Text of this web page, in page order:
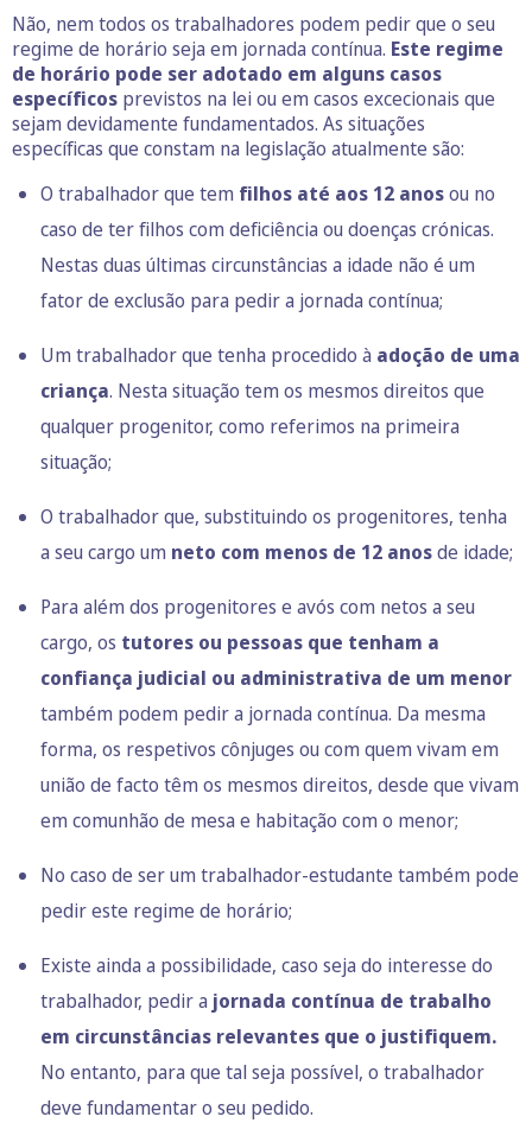
Não, nem todos os trabalhadores podem pedir que o seu
regime de horário seja em jornada contínua. Este regime
de horário pode ser adotado em alguns casos
específicos previstos na lei ou em casos excecionais que
sejam devidamente fundamentados. As situações
específicas que constam na legislação atualmente são:
O trabalhador que tem filhos até aos 12 anosou no
caso de ter filhos com deficiência ou doenças crónicas.
Nestas duas últimas circunstâncias a idade não é um
fator de exclusão para pedir a jornada contínua;
Um trabalhador que tenha procedido à adoção de uma
criança. Nesta situação tem os mesmos direitos que
qualquer progenitor, como referimos na primeira
situação;
O trabalhador que, substituindo os progenitores, tenha
a seu cargo um neto com menos de 12 anosde idade;
Para além dos progenitores e avós com netos a seu
cargo, os tutores ou pessoas que tenham a
confiança judicial ou administrativa de um menor
também podem pedir a jornada contínua. Da mesma
forma, os respetivos cônjuges ou com quem vivam em
união de facto têm os mesmos direitos, desde que vivam
em comunhão de mesa e habitação com o menor;
No caso de ser um trabalhador-estudante também pode
pedir este regime de horário;
Existe ainda a possibilidade, caso seja do interesse do
trabalhador, pedir a jornada contínua de trabalho
em circunstâncias relevantes que o justifiquem.
No entanto, para que tal seja possível, o trabalhador
deve fundamentar o seu pedido.